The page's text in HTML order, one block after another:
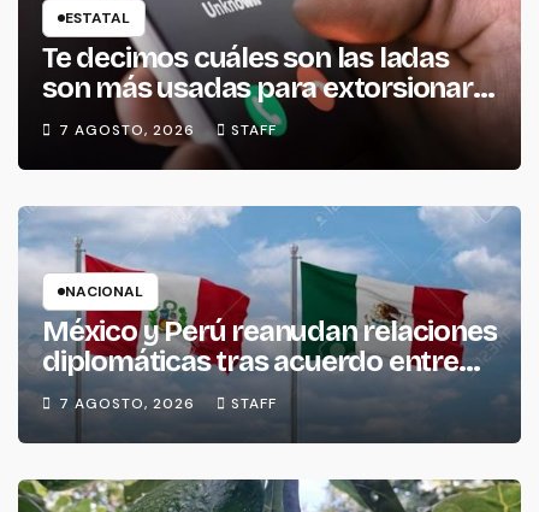
ESTATAL
Te decimos cuáles son las ladas
son más usadas para extorsionar
en Michoacán
7 AGOSTO, 2026 STAFF
NACIONAL
México y Perú reanudan relaciones
diplomáticas tras acuerdo entre
ambos gobiernos
7 AGOSTO, 2026 STAFF